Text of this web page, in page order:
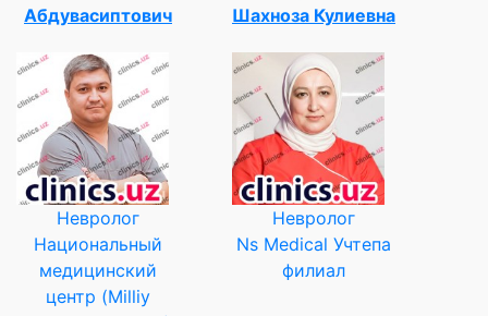
Абдувасиптович
Невролог
Национальный
медицинский
центр (Milliy
Шахноза Кулиевна
Невролог
Ns Medical Учтепа
филиал